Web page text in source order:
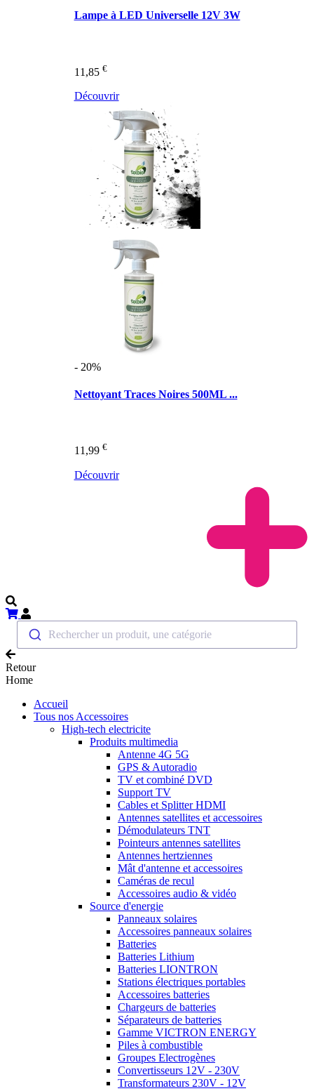
Lampe à LED Universelle 12V 3W
11,85 €
Découvrir
- 20%
Nettoyant Traces Noires 500ML ...
11,99 €
Découvrir
Rechercher un produit, une catégorie
Retour
Home
Accueil
Tous nos Accessoires
High-tech electricite
Produits multimedia
Antenne 4G 5G
GPS & Autoradio
TV et combiné DVD
Support TV
Cables et Splitter HDMI
Antennes satellites et accessoires
Démodulateurs TNT
Pointeurs antennes satellites
Antennes hertziennes
Mât d'antenne et accessoires
Caméras de recul
Accessoires audio & vidéo
Source d'energie
Panneaux solaires
Accessoires panneaux solaires
Batteries
Batteries Lithium
Batteries LIONTRON
Stations électriques portables
Accessoires batteries
Chargeurs de batteries
Séparateurs de batteries
Gamme VICTRON ENERGY
Piles à combustible
Groupes Electrogènes
Convertisseurs 12V - 230V
Transformateurs 230V - 12V